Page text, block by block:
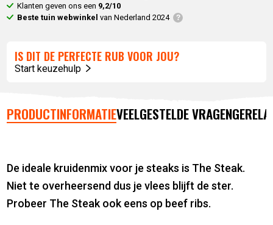
Klanten geven ons een 9,2/10
Beste tuin webwinkel van Nederland 2024
IS DIT DE PERFECTE RUB VOOR JOU?
Start keuzehulp
PRODUCTINFORMATIEVEELGESTELDE VRAGEN
De ideale kruidenmix voor je steaks is The Steak.
Niet te overheersend dus je vlees blijft de ster.
Probeer The Steak ook eens op beef ribs.